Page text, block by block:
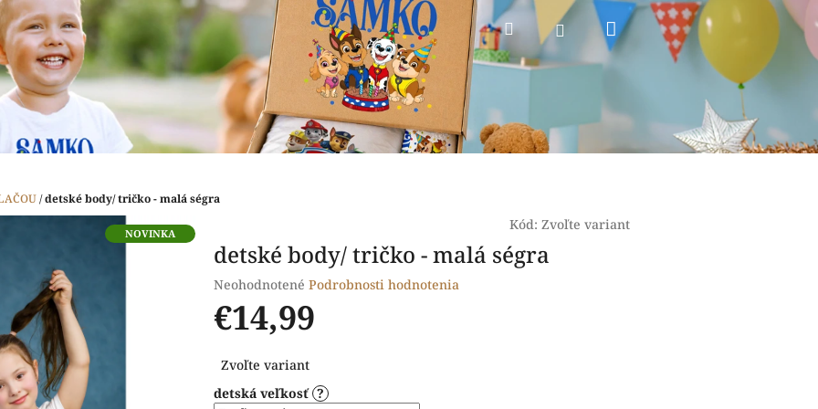
HľadaťPrihlásenieNákupný
/detské body/ tričko - malá ségra
NOVINKA
Kód: Zvoľte variant
detské body/ tričko - malá ségra
Priemerné
hodnotenie
produktu
0,0
5
Neohodnotené Podrobnosti hodnotenia
€14,99
cena:
Zvoľte variant
detská veľkosť ?